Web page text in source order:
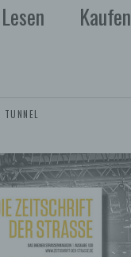
Lesen Kaufen
TUNNEL